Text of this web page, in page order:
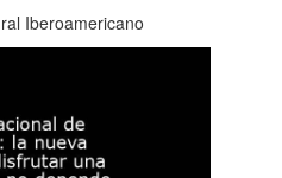
Iberoamericano